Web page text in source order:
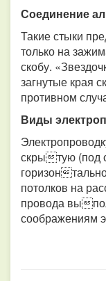
Соединение
Такие стыки
только на
скобу.
загнутые края
противном
Виды
скрытую (под
горизон
потолков на
провода вы
соображениям